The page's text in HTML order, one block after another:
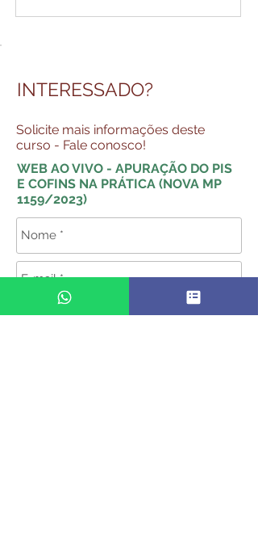
INTERESSADO?
Solicite mais informações deste
curso - Fale conosco!
WEB AO VIVO - APURAÇÃO DO PIS
E COFINS NA PRÁTICA (NOVA MP
1159/2023)